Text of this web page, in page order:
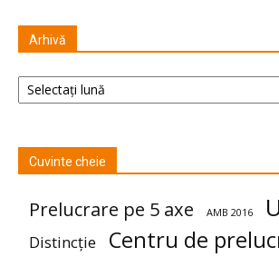
Arhivă
Arhivă
Cuvinte cheie
Prelucrare pe 5 axe AMB 2016
Distincție Centru de